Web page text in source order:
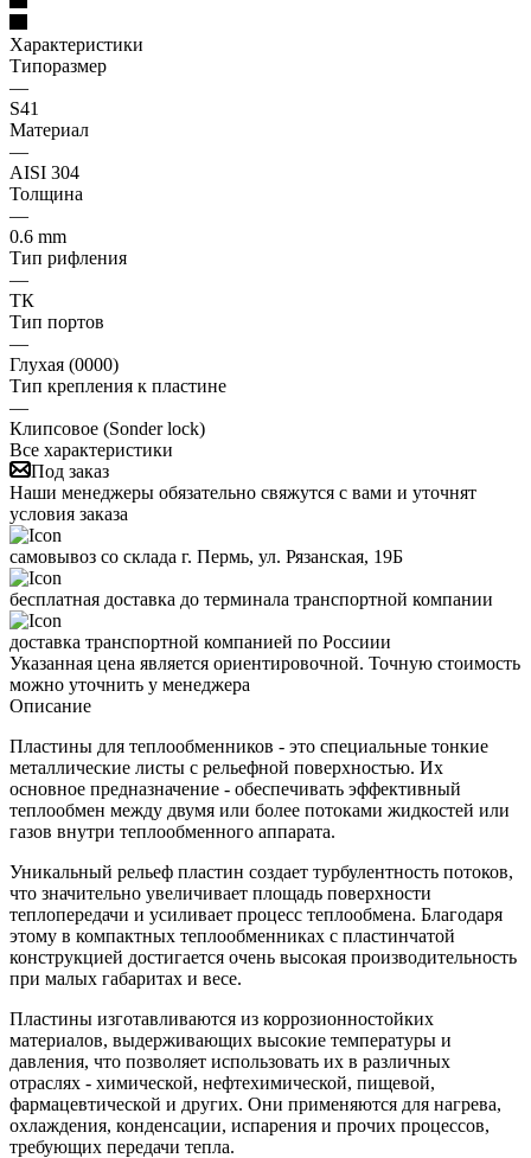
Характеристики
Типоразмер
—
S41
Материал
—
AISI 304
Толщина
—
0.6 mm
Тип рифления
—
ТК
Тип портов
—
Глухая (0000)
Тип крепления к пластине
—
Клипсовое (Sonder lock)
Все характеристики
Под заказ
Наши менеджеры обязательно свяжутся с вами и уточнят
условия заказа
самовывоз со склада г. Пермь, ул. Рязанская, 19Б
бесплатная доставка до терминала транспортной компании
доставка транспортной компанией по Россиии
Указанная цена является ориентировочной. Точную стоимость
можно уточнить у менеджера
Описание
Пластины для теплообменников - это специальные тонкие
металлические листы с рельефной поверхностью. Их
основное предназначение - обеспечивать эффективный
теплообмен между двумя или более потоками жидкостей или
газов внутри теплообменного аппарата.
Уникальный рельеф пластин создает турбулентность потоков,
что значительно увеличивает площадь поверхности
теплопередачи и усиливает процесс теплообмена. Благодаря
этому в компактных теплообменниках с пластинчатой
конструкцией достигается очень высокая производительность
при малых габаритах и весе.
Пластины изготавливаются из коррозионностойких
материалов, выдерживающих высокие температуры и
давления, что позволяет использовать их в различных
отраслях - химической, нефтехимической, пищевой,
фармацевтической и других. Они применяются для нагрева,
охлаждения, конденсации, испарения и прочих процессов,
требующих передачи тепла.